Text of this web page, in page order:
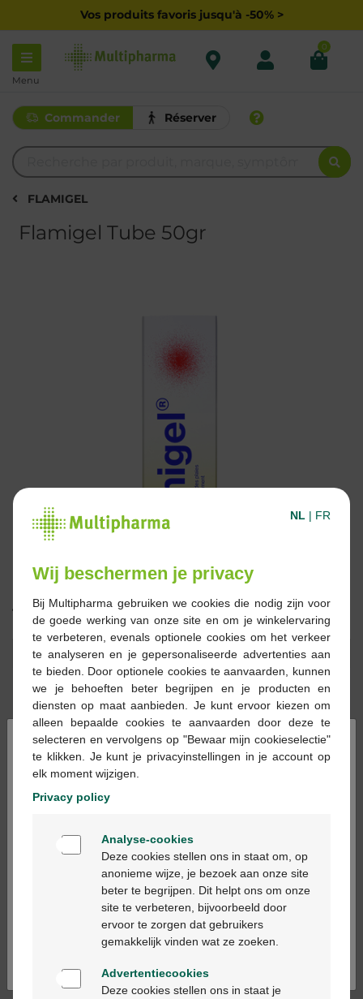
Vos produits favoris jusqu'à -50% >
Menu
0
Commander Réserver
FLAMIGEL
Flamigel Tube 50gr
14,86 €
Commander Réserver
En stock en ligne
- +
Quantité max. = 12
gratuitedans votre pharmacie Multipharma
Livraison à domicile gratuite à partir de 55 €
sécurisé
Service clientèlepar chat ouformulaire de contact
Description du produit
×
Bienvenue
Ga verder in het nederlands
Continuez en français
NL | FR
Wij beschermen je privacy
Bij Multipharma gebruiken we cookies die nodig zijn voor
de goede werking van onze site en om je winkelervaring
te verbeteren, evenals optionele cookies om het verkeer
te analyseren en je gepersonaliseerde advertenties aan
te bieden. Door optionele cookies te aanvaarden, kunnen
we je behoeften beter begrijpen en je producten en
diensten op maat aanbieden. Je kunt ervoor kiezen om
alleen bepaalde cookies te aanvaarden door deze te
selecteren en vervolgens op "Bewaar mijn cookieselectie"
te klikken. Je kunt je privacyinstellingen in je account op
elk moment wijzigen.
Privacy policy
Analyse-cookies
Deze cookies stellen ons in staat om, op
anonieme wijze, je bezoek aan onze site
beter te begrijpen. Dit helpt ons om onze
site te verbeteren, bijvoorbeeld door
ervoor te zorgen dat gebruikers
gemakkelijk vinden wat ze zoeken.
Advertentiecookies
Deze cookies stellen ons in staat je